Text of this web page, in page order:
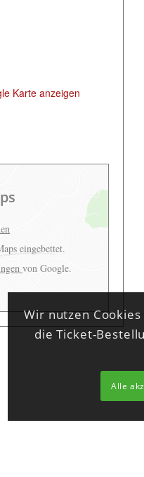
Karte anzeigen
eingebettet.
von Google.
Wir nutzen
die Ticket-
Alle